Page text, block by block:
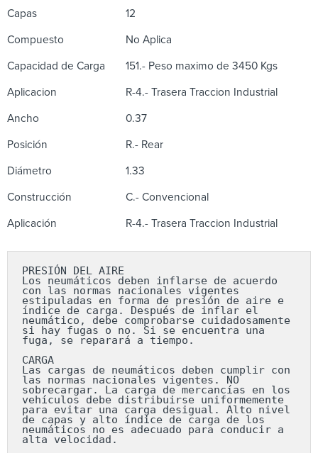
Capas 12
Compuesto No Aplica
Capacidad de Carga 151.- Peso maximo de 3450 Kgs
Aplicacion R-4.- Trasera Traccion Industrial
Ancho 0.37
Posición R.- Rear
Diámetro 1.33
Construcción C.- Convencional
Aplicación R-4.- Trasera Traccion Industrial
PRESIÓN DEL AIRE
Los neumáticos deben inflarse de acuerdo
con las normas nacionales vigentes
estipuladas en forma de presión de aire e
índice de carga. Después de inflar el
neumático, debe comprobarse cuidadosamente
si hay fugas o no. Si se encuentra una
fuga, se reparará a tiempo.
CARGA
Las cargas de neumáticos deben cumplir con
las normas nacionales vigentes. NO
sobrecargar. La carga de mercancías en los
vehículos debe distribuirse uniformemente
para evitar una carga desigual. Alto nivel
de capas y alto índice de carga de los
neumáticos no es adecuado para conducir a
alta velocidad.